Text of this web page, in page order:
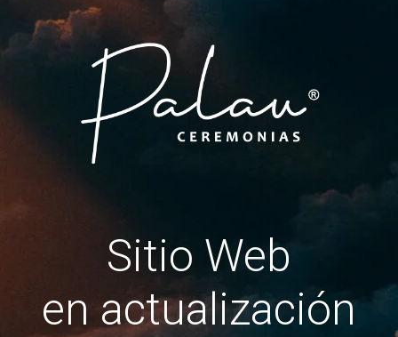
Sitio Web
en actualización